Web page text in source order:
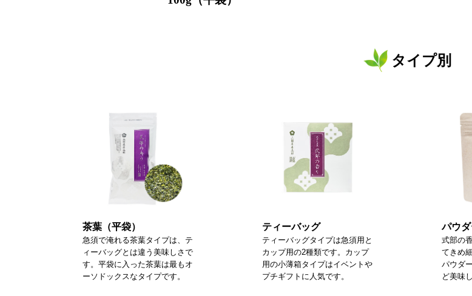
タイプ別
茶葉（平袋）
急須で淹れる茶葉タイプは、テ
ィーバッグとは違う美味しさで
す。平袋に入った茶葉は最もオ
ーソドックスなタイプです。
ティーバッグ
ティーバッグタイプは急須用と
カップ用の2種類です。カップ
用の小薄箱タイプはイベントや
プチギフトに人気です。
パウ
式部の
てきめ
パウダ
ど美味